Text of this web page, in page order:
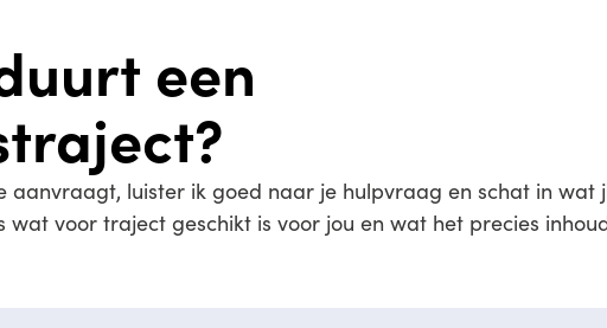
een
aanvraagt, luister ik goed naar je hulpvraag en schat in wat
wat voor traject geschikt is voor jou en wat het precies